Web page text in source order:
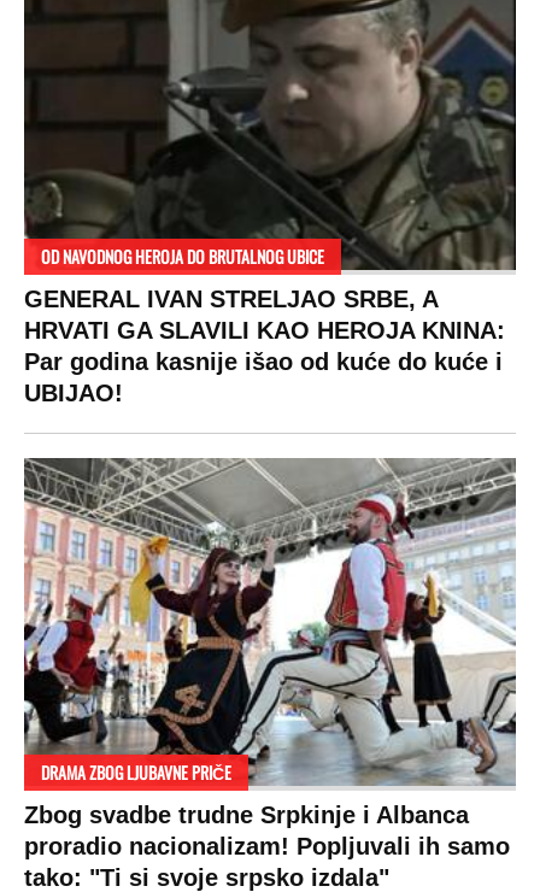
OD NAVODNOG HEROJA DO BRUTALNOG UBICE
GENERAL IVAN STRELJAO SRBE, A
HRVATI GA SLAVILI KAO HEROJA KNINA:
Par godina kasnije išao od kuće do kuće i
UBIJAO!
DRAMA ZBOG LJUBAVNE PRIČE
Zbog svadbe trudne Srpkinje i Albanca
proradio nacionalizam! Popljuvali ih samo
tako: "Ti si svoje srpsko izdala"